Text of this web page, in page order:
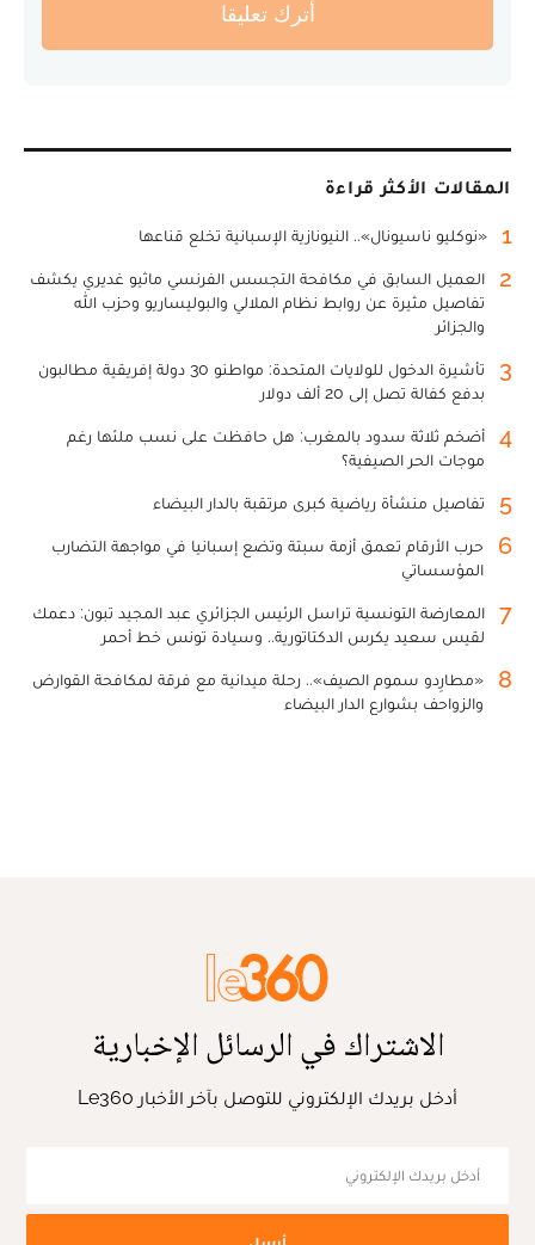
أترك تعليقا
المقالات الأكثر قراءة
1 «نوكليو ناسيونال».. النيونازية الإسبانية تخلع قناعها
2
العميل السابق في مكافحة التجسس الفرنسي ماثيو غديري يكشف
تفاصيل مثيرة عن روابط نظام الملالي والبوليساريو وحزب الله
والجزائر
3
تأشيرة الدخول للولايات المتحدة: مواطنو 30 دولة إفريقية مطالبون
بدفع كفالة تصل إلى 20 ألف دولار
4
أضخم ثلاثة سدود بالمغرب: هل حافظت على نسب ملئها رغم
موجات الحر الصيفية؟
5 تفاصيل منشأة رياضية كبرى مرتقبة بالدار البيضاء
6
حرب الأرقام تعمق أزمة سبتة وتضع إسبانيا في مواجهة التضارب
المؤسساتي
7
المعارضة التونسية تراسل الرئيس الجزائري عبد المجيد تبون: دعمك
لقيس سعيد يكرس الدكتاتورية.. وسيادة تونس خط أحمر
8
«مطارِدو سموم الصيف».. رحلة ميدانية مع فرقة لمكافحة القوارض
والزواحف بشوارع الدار البيضاء
الاشتراك في الرسائل الإخبارية
أدخل بريدك الإلكتروني للتوصل بآخر الأخبار Le360